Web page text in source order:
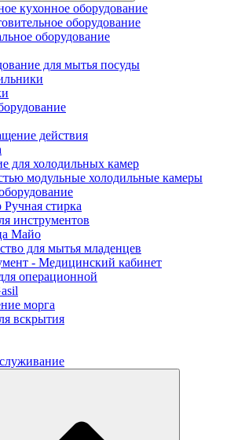
кухонное оборудование
оборудование
оборудование
для мытья посуды
действия
для холодильных камер
модульные холодильные камеры
Ручная стирка
инструментов
Майо
для мытья младенцев
- Медицинский кабинет
операционной
морга
вскрытия